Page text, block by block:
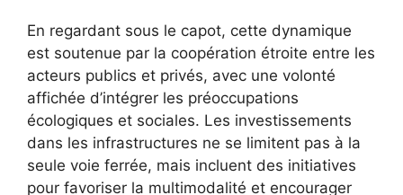
En regardant sous le capot, cette dynamique
est soutenue par la coopération étroite entre les
acteurs publics et privés, avec une volonté
affichée d’intégrer les préoccupations
écologiques et sociales. Les investissements
dans les infrastructures ne se limitent pas à la
seule voie ferrée, mais incluent des initiatives
pour favoriser la multimodalité et encourager